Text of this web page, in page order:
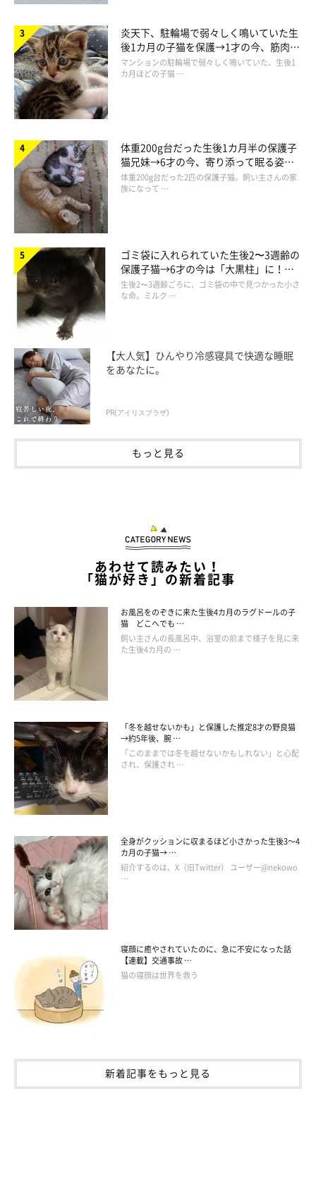
炎天下、駐輪場で弱々しく鳴いていた生
後1カ月の子猫を保護→1才の今、筋肉質
でツンデレなコに成長
マンションの駐輪場で弱々しく鳴いていた、生後1
カ月ほどの子猫 …
体重200g台だった生後1カ月半の保護子
猫兄妹→6才の今、寄り添って眠る姿に
ほっこり！
体重200g台だった2匹の保護子猫。飼い主さんの家
族になって …
ゴミ袋に入れられていた生後2〜3週齢の
保護子猫→6才の今は「大黒柱」に！
美しい黒猫に成長した姿にグッとくる
生後2〜3週齢ごろに、ゴミ袋の中で見つかった小さ
な命。ミルク …
【大人気】ひんやり冷感寝具で快適な睡眠
をあなたに。
PR(アイリスプラザ)
もっと見る
あわせて読みたい！
「猫が好き」の新着記事
お風呂をのぞきに来た生後4カ月のラグドールの子
猫 どこへでも …
飼い主さんの長風呂中、浴室の前まで様子を見に来
た生後4カ月の …
「冬を越せないかも」と保護した推定8才の野良猫
→約5年後、腕 …
「このままでは冬を越せないかもしれない」と心配
され、保護され …
全身がクッションに収まるほど小さかった生後3～4
カ月の子猫→ …
紹介するのは、X（旧Twitter） ユーザー@nekowo
…
寝顔に癒やされていたのに、急に不安になった話
【連載】交通事故 …
猫の寝顔は世界を救う
新着記事をもっと見る